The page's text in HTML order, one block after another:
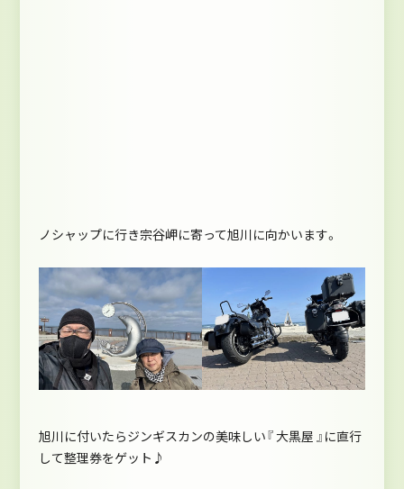
ノシャップに行き宗谷岬に寄って旭川に向かいます。
旭川に付いたらジンギスカンの美味しい『 大黒屋 』に直行
して整理券をゲット♪